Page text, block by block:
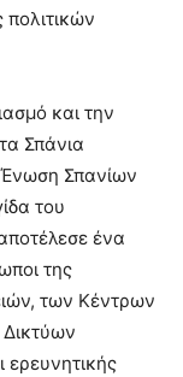
και την
Σπάνια
Σπανίων
του
ένα
της
των Κέντρων